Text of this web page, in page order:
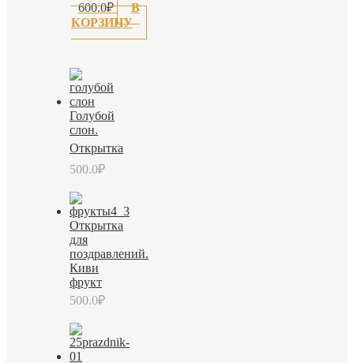
600.0₽
В
КОРЗИНУ
Голубой
слон.
Открытка
500.0₽
Открытка
для
поздравлений.
Киви
фрукт
500.0₽